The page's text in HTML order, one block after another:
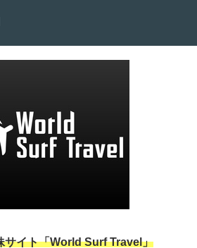
サイト「World Surf Travel」